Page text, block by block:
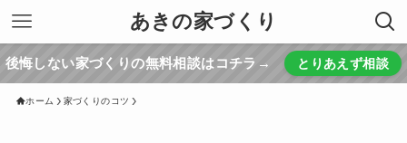
あきの家づくり
後悔しない家づくりの無料相談はコチラ→ とりあえず相談
ホーム 家づくりのコツ